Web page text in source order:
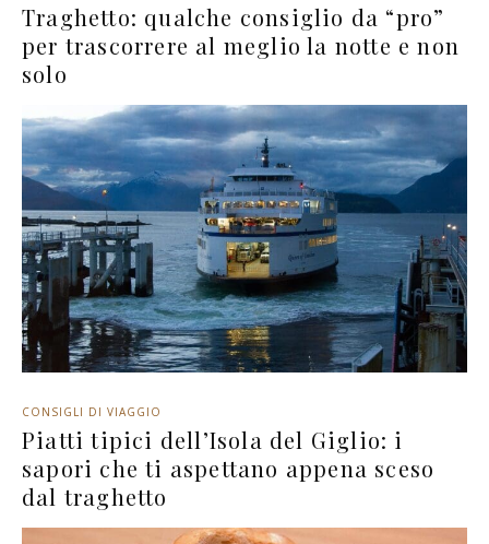
Traghetto: qualche consiglio da “pro”
per trascorrere al meglio la notte e non
solo
CONSIGLI DI VIAGGIO
Piatti tipici dell’Isola del Giglio: i
sapori che ti aspettano appena sceso
dal traghetto